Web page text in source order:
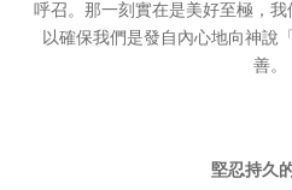
呼召。那一刻實在是美好至極，我
以確保我們是發自內心地向神說
善。
堅忍持久